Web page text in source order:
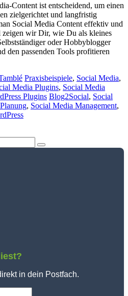
Content ist entscheidend, um einen
zielgerichtet und langfristig
Social Media Content effektiv und
zeigen wir Dir, wie Du als kleines
oder Hobbyblogger
den passenden Tools profitieren
Praxisbeispiele, Social Media,
Media Plugins, Social Media
Plugins Blog2Social, Social
, Social Media Management,
in dein Postfach.